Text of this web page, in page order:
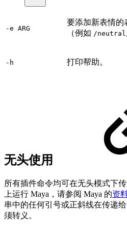
-e ARG
要添加新表情的
（例如 /
-h 打印帮助。
无头使用
所有插件命令均可在无头模式下
上运行 Maya，请参阅 Maya 的资
串中的任何引号或正斜线在传递
须转义。